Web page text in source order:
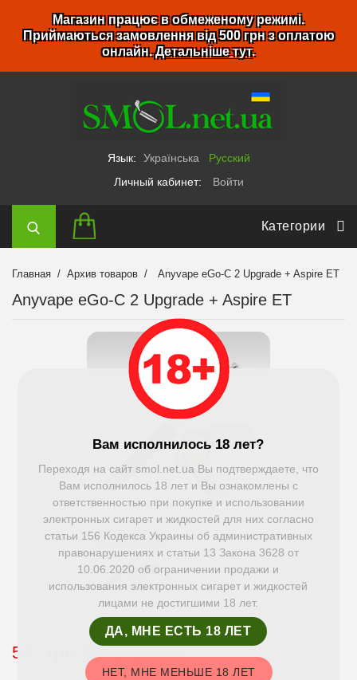
Магазин працює в обмеженому режимі.
Приймаються замовлення від 500 грн з оплатою
онлайн.Детальніше тут.
Язык: Українська
Русский
Личный кабинет:
Войти
Категории
Главная Архив товаров Anyvape eGo-C 2 Upgrade + Aspire ET
Anyvape eGo-C 2 Upgrade + Aspire ET
542 грн Нет в наличии
Вам исполнилось 18 лет?
Переходя на сайт smol.net.ua Вы подтверждаете, что
Вам исполнилось 18 лет и Вы ознакомлены с
ответственностью при покупке и использовании
электронных сигарет и жидкостей для них согласно
статьи 156 Кодекса Украины об административных
правонарушениях и статьи 13 Закона 3628 от
10.06.2020 об ограничении продажи и
использования электронных сигарет и жидкостей
лицами не достигшими 18 лет.
ДА, МНЕ ЕСТЬ 18 ЛЕТ
НЕТ, МНЕ МЕНЬШЕ 18 ЛЕТ